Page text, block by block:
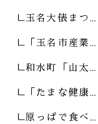
玉名大俵まつ…
「玉名市産業…
和水町「山太…
「たまな健康…
原っぱで食べ…